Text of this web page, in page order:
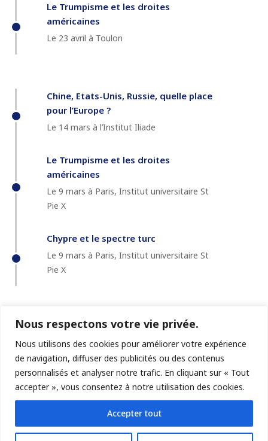
Nous respectons votre vie privée.
Nous utilisons des cookies pour améliorer votre expérience
de navigation, diffuser des publicités ou des contenus
personnalisés et analyser notre trafic. En cliquant sur « Tout
accepter », vous consentez à notre utilisation des cookies.
Accepter tout
Le Trumpisme et les droites
américaines
Le 23 avril à Toulon
Chine, Etats-Unis, Russie, quelle place
pour l’Europe ?
Le 14 mars à l’Institut Iliade
Le Trumpisme et les droites
américaines
Le 9 mars à Paris, Institut universitaire St
Pie X
Chypre et le spectre turc
Le 9 mars à Paris, Institut universitaire St
Pie X